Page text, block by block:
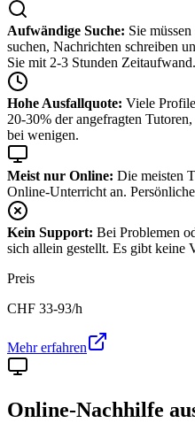
Aufwändige Suche: Sie
suchen, Nachrichten schreiben
Sie mit 2-3 Stunden Zeitaufwand.
Hohe Ausfallquote: Viele
20-30% der angefragten
bei wenigen.
Meist nur Online: Die meisten
Online-Unterricht an.
Kein Support: Bei Problemen
sich allein gestellt. Es gibt keine
Preis
CHF 33-93/h
Mehr erfahren
Online-Nachhilfe